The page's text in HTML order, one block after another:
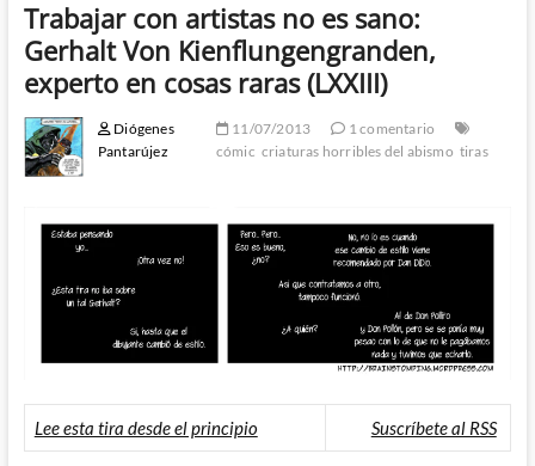
Trabajar con artistas no es sano:
Gerhalt Von Kienflungengranden,
experto en cosas raras (LXXIII)
Diógenes
Pantarújez
11/07/2013
1 comentario
cómic criaturas horribles del abismo tiras
Lee esta tira desde el principio Suscríbete al RSS